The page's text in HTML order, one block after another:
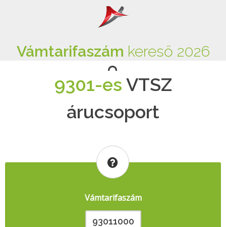
Vámtarifaszám kereső 2026
9301-es VTSZ
árucsoport
Vámtarifaszám
93011000